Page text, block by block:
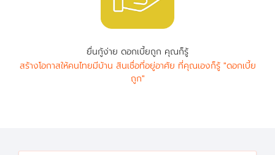
ยื่นกู้ง่าย ดอกเบี้ยถูก คุณก็รู้
สร้างโอกาสให้คนไทยมีบ้าน สินเชื่อที่อยู่อาศัย ที่คุณเองก็รู้ "ดอกเบี้ย
ถูก"